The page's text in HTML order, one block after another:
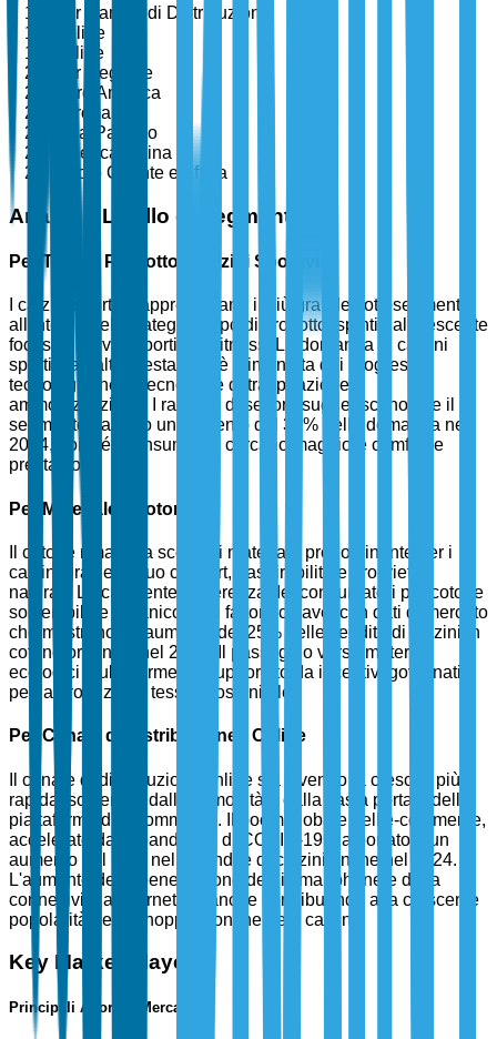
Per Canale di Distribuzione
Online
Offline
Per Regione
Nord America
Europa
Asia-Pacifico
America Latina
Medio Oriente e Africa
Analisi a Livello di Segmento
Per Tipo di Prodotto - Calzini Sportivi
I calzini sportivi rappresentano il più grande sottosegmento
all'interno della categoria tipo di prodotto, spinti dal crescente
focus su attività sportive e fitness. La domanda di calzini
sportivi ad alte prestazioni è alimentata dai progressi
tecnologici nelle tecnologie di traspirazione e
ammortizzazione. I rapporti di settore suggeriscono che il
segmento ha visto un aumento del 30% nella domanda nel
2024, poiché i consumatori cercano maggiore comfort e
prestazioni.
Per Materiale - Cotone
Il cotone rimane la scelta di materiale predominante per i
calzini grazie al suo comfort, traspirabilità e proprietà
naturali. La crescente preferenza dei consumatori per cotone
sostenibile e organico è un fattore chiave, con dati di mercato
che mostrano un aumento del 25% nelle vendite di calzini in
cotone organico nel 2024. Il passaggio verso materiali
ecologici è ulteriormente supportato da incentivi governativi
per la produzione tessile sostenibile.
Per Canale di Distribuzione - Online
Il canale di distribuzione online sta vivendo la crescita più
rapida, sostenuto dalla comodità e dalla vasta portata delle
piattaforme di e-commerce. Il boom globale dell'e-commerce,
accelerato dalla pandemia di COVID-19, ha portato a un
aumento del 50% nelle vendite di calzini online nel 2024.
L'aumento della penetrazione degli smartphone e della
connettività a Internet sta anche contribuendo alla crescente
popolarità dello shopping online per i calzini.
Key Market Players
Principali Attori di Mercato